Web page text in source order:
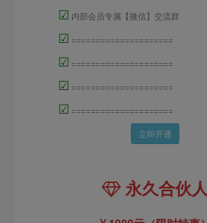
☑ 内部会员专属【微信】交流群
☑ =====================
☑ =====================
☑ =====================
☑ =====================
立即开通
永久合伙人